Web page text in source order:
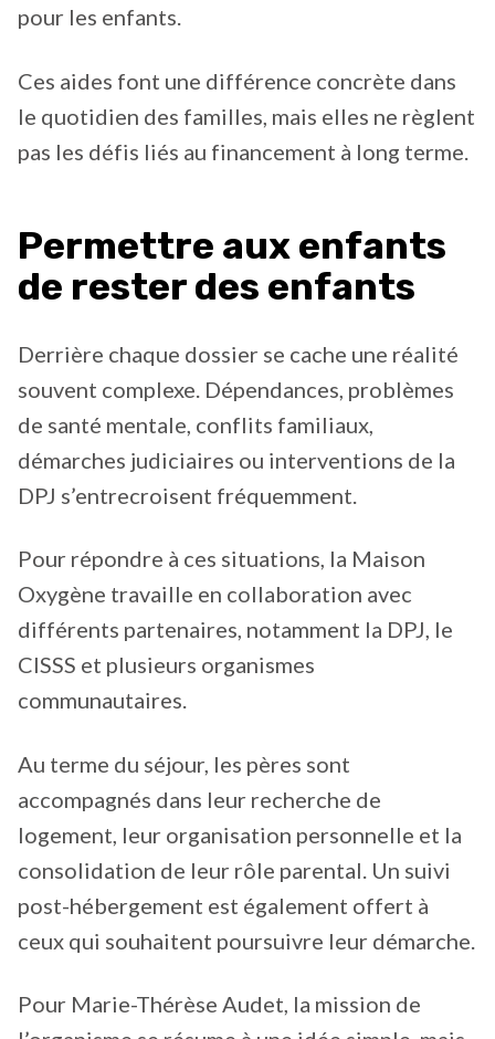
pour les enfants.
Ces aides font une différence concrète dans
le quotidien des familles, mais elles ne règlent
pas les défis liés au financement à long terme.
Permettre aux enfants
de rester des enfants
Derrière chaque dossier se cache une réalité
souvent complexe. Dépendances, problèmes
de santé mentale, conflits familiaux,
démarches judiciaires ou interventions de la
DPJ s’entrecroisent fréquemment.
Pour répondre à ces situations, la Maison
Oxygène travaille en collaboration avec
différents partenaires, notamment la DPJ, le
CISSS et plusieurs organismes
communautaires.
Au terme du séjour, les pères sont
accompagnés dans leur recherche de
logement, leur organisation personnelle et la
consolidation de leur rôle parental. Un suivi
post-hébergement est également offert à
ceux qui souhaitent poursuivre leur démarche.
Pour Marie-Thérèse Audet, la mission de